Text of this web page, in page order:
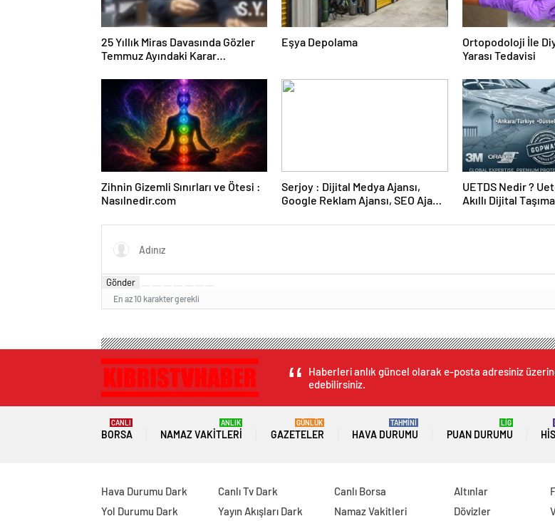
25 Yıllık Miras Davasında Gözler
Temmuz Ayındaki Karar
Eşya Depolama
Ortopodoloji İle
Yarası Tedavisi
Zihnin Gizemli Sınırları ve Ötesi :
Nasılnedir.com
Serjoy : Dijital Medya Ajansı,
Google Reklam Ajansı, SEO Ajansı
UETDS Nedir ?
Akıllı Dijital
Gönder
En az 10 karakter gerekli
Haberleri anlık güncel olarak e-posta adresiniz
edebilirsiniz.
BORSA
CANLI
NAMAZ VAKITLERI
ANLIK
GAZETELER
GÜNLÜK
HAVA DURUMU
TAHMİNİ
PUAN DURUMU
LİG
Hava Durumu Dark
Yol Durumu Dark
Canlı Tv Dark
Yayın Akışları Dark
Canlı Borsa
Namaz Vakitleri
Altınlar
Dövizler